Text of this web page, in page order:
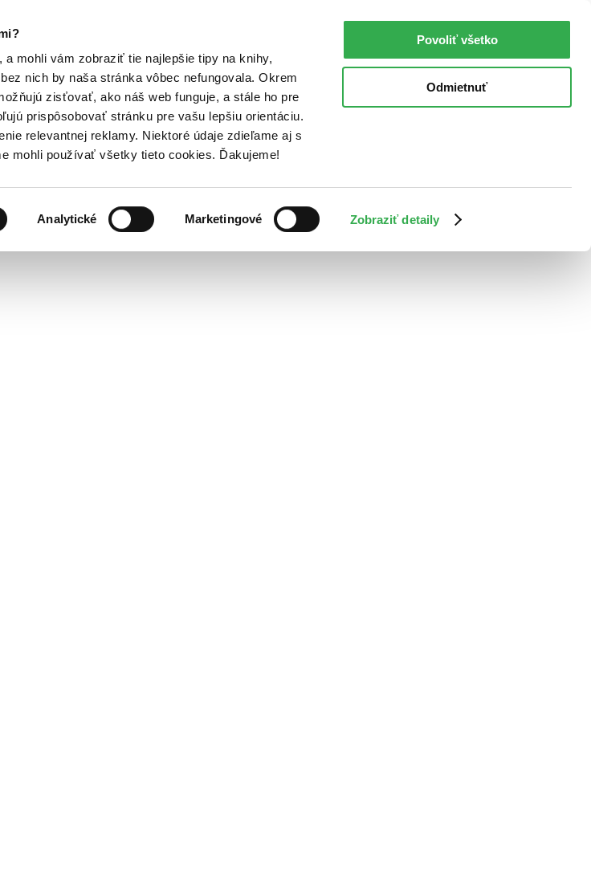
mohli vám zobraziť tie najlepšie tipy na knihy,
nich by naša stránka vôbec nefungovala. Okrem
zisťovať, ako náš web funguje, a stále ho pre
prispôsobovať stránku pre vašu lepšiu orientáciu.
relevantnej reklamy. Niektoré údaje zdieľame aj s
mohli používať všetky tieto cookies. Ďakujeme!
Analytické Marketingové Zobraziť detaily
Povoliť všetko
Odmietnuť